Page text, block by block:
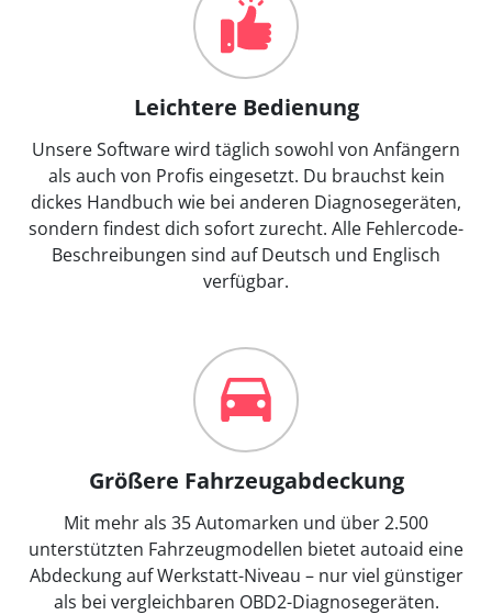
Leichtere Bedienung
Unsere Software wird täglich sowohl von Anfängern
als auch von Profis eingesetzt. Du brauchst kein
dickes Handbuch wie bei anderen Diagnosegeräten,
sondern findest dich sofort zurecht. Alle Fehlercode-
Beschreibungen sind auf Deutsch und Englisch
verfügbar.
Größere Fahrzeugabdeckung
Mit mehr als 35 Automarken und über 2.500
unterstützten Fahrzeugmodellen bietet autoaid eine
Abdeckung auf Werkstatt-Niveau – nur viel günstiger
als bei vergleichbaren OBD2-Diagnosegeräten.